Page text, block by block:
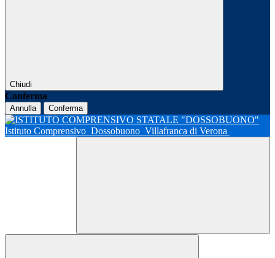
Chiudi
Conferma
Annulla Conferma
Istituto Comprensivo Dossobuono Villafranca di Verona